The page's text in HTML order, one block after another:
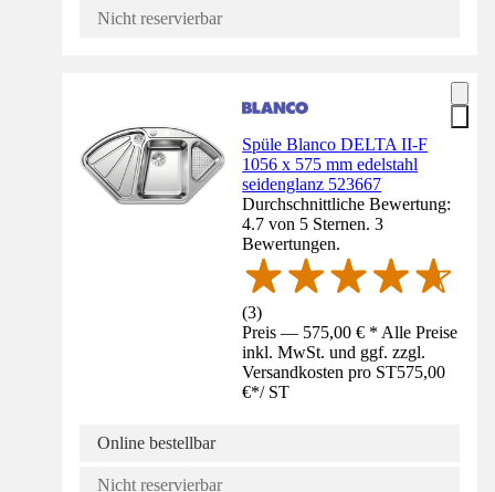
Nicht reservierbar
Spüle Blanco DELTA II-F
1056 x 575 mm edelstahl
seidenglanz 523667
Durchschnittliche Bewertung:
4.7 von 5 Sternen. 3
Bewertungen.
(3)
Preis — 575,00 € * Alle Preise
inkl. MwSt. und ggf. zzgl.
Versandkosten pro ST575,00
€*/ ST
Online bestellbar
Nicht reservierbar